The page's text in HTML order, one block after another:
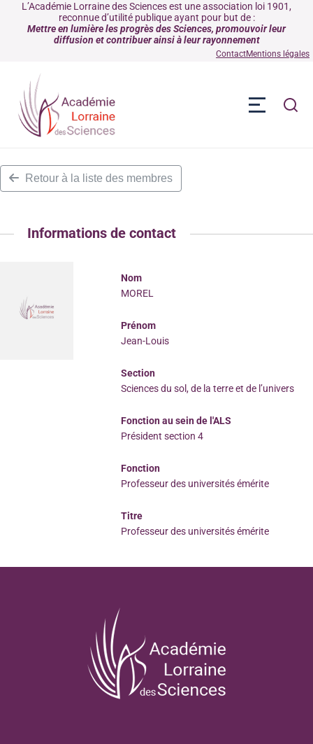
L’Académie Lorraine des Sciences est une association loi 1901,
reconnue d’utilité publique ayant pour but de :
Mettre en lumière les progrès des Sciences, promouvoir leur
diffusion et contribuer ainsi à leur rayonnement
ContactMentions légales
Retour à la liste des membres
Informations de contact
Nom
MOREL
Prénom
Jean-Louis
Section
Sciences du sol, de la terre et de l’univers
Fonction au sein de l'ALS
Président section 4
Fonction
Professeur des universités émérite
Titre
Professeur des universités émérite